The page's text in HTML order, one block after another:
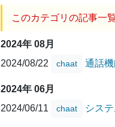
このカテゴリの記事一
2024年 08月
2024/08/22
chaat 通話
2024年 06月
2024/06/11
chaat シス